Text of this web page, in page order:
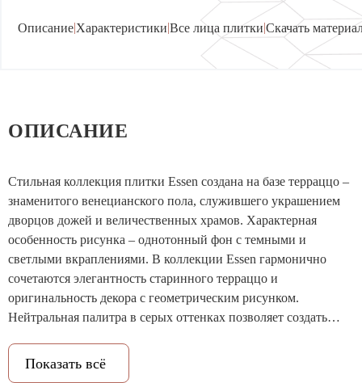
Описание|Характеристики|Все лица плитки|Скачать
ОПИСАНИЕ
Стильная коллекция плитки Essen создана на базе терраццо –
знаменитого венецианского пола, служившего украшением
дворцов дожей и величественных храмов. Характерная
особенность рисунка – однотонный фон с темными и
светлыми вкраплениями. В коллекции Essen гармонично
сочетаются элегантность старинного терраццо и
оригинальность декора с геометрическим рисунком.
Нейтральная палитра в серых оттенках позволяет создать
стиле – легкий, светлый и функциональный.
Показать всё